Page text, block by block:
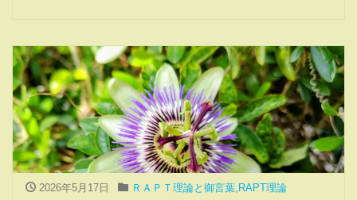
2026年5月17日 ＲＡＰＴ理論と御言葉, RAPT理論